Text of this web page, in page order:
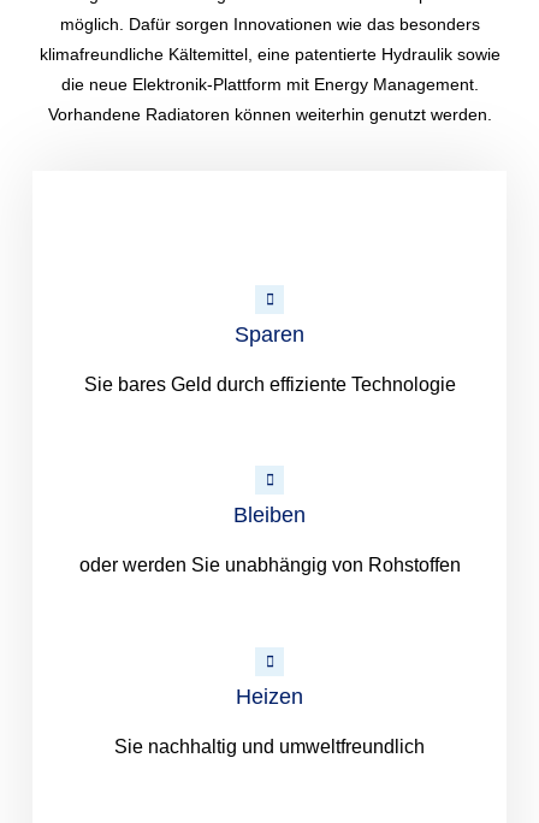
möglich. Dafür sorgen Innovationen wie das besonders
klimafreundliche Kältemittel, eine patentierte Hydraulik sowie
die neue Elektronik-Plattform mit Energy Management.
Vorhandene Radiatoren können weiterhin genutzt werden.
Sparen
Sie bares Geld durch effiziente Technologie
Bleiben
oder werden Sie unabhängig von Rohstoffen
Heizen
Sie nachhaltig und umweltfreundlich